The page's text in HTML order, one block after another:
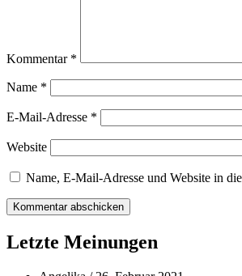
Kommentar *
Name *
E-Mail-Adresse *
Website
Name, E-Mail-Adresse und Website in
Letzte Meinungen